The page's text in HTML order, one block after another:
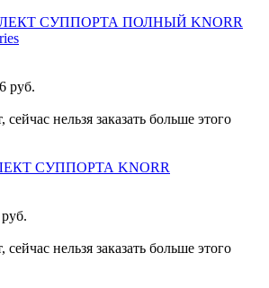
СУППОРТА ПОЛНЫЙ KNORR
руб.
нельзя заказать больше этого
СУППОРТА KNORR
нельзя заказать больше этого